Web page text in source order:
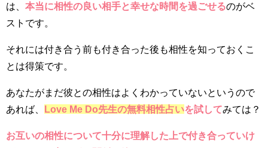
は、 本当に相性の良い相手と幸せな時間を過ごせるのがベ
ストです。
それには付き合う前も付き合った後も相性を知っておくこ
とは得策です。
あなたがまだ彼との相性はよくわかっていないというので
あれば、
Love Me Do先生の無料相性占いを試してみては？
お互いの相性について十分に理解した上で付き合っていけ